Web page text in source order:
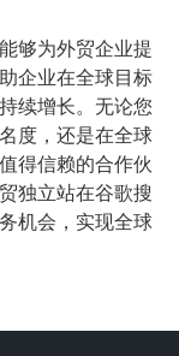
够为外贸企业提
企业在全球目标
续增长。无论您
度，还是在全球
得信赖的合作伙
独立站在谷歌搜
机会，实现全球